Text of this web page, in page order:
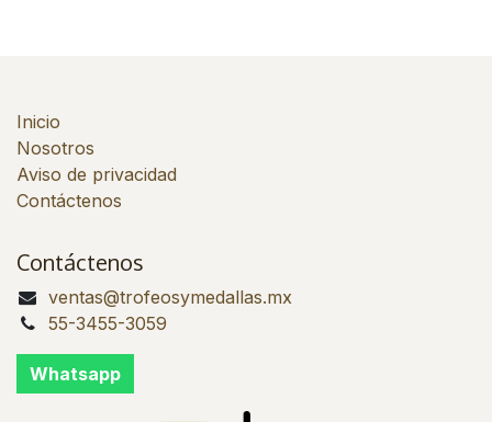
Inicio
Nosotros
Aviso de privacidad
Contáctenos
Contáctenos
ventas@trofeosymedallas.mx
55-3455-3059
Whatsapp